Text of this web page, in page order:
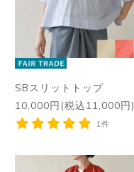
SBスリットトップ
10,000円(税込11,000円)
1件